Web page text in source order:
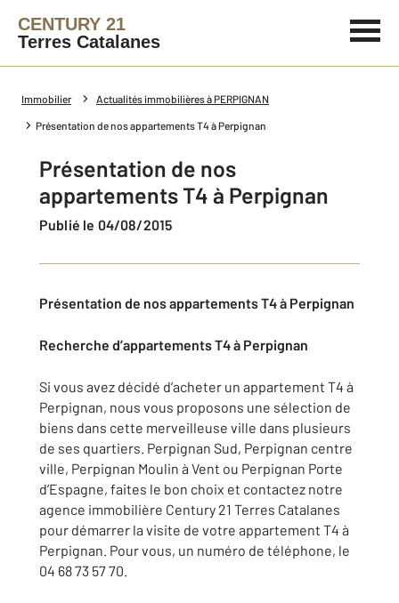
CENTURY 21
Terres Catalanes
Immobilier Actualités immobilières à PERPIGNAN
Présentation de nos appartements T4 à Perpignan
Présentation de nos
appartements T4 à Perpignan
Publié le 04/08/2015
Présentation de nos appartements T4 à Perpignan
Recherche d’appartements T4 à Perpignan
Si vous avez décidé d’acheter un appartement T4 à
Perpignan, nous vous proposons une sélection de
biens dans cette merveilleuse ville dans plusieurs
de ses quartiers. Perpignan Sud, Perpignan centre
ville, Perpignan Moulin à Vent ou Perpignan Porte
d’Espagne, faites le bon choix et contactez notre
agence immobilière Century 21 Terres Catalanes
pour démarrer la visite de votre appartement T4 à
Perpignan. Pour vous, un numéro de téléphone, le
04 68 73 57 70.